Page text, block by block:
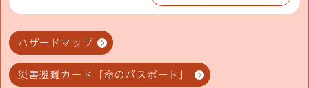
ハザードマップ
災害避難カード「命のパスポート」